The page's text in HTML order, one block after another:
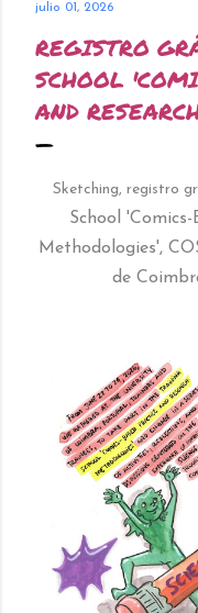
julio 01, 2026
REGISTRO
SCHOOL
AND
Sketching, registro
School
Methodologies',
de